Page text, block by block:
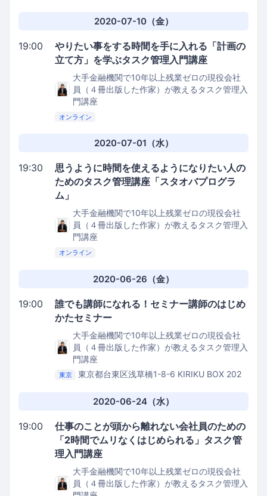
2020-07-10（金）
19:00
やりたい事をする時間を手に入れる「計画の
立て方」を学ぶタスク管理入門講座
大手金融機関で10年以上残業ゼロの現役会社
員（４冊出版した作家）が教えるタスク管理入
門講座
オンライン
2020-07-01（水）
19:30
思うように時間を使えるようになりたい人の
ためのタスク管理講座「スタオバプログラ
ム」
大手金融機関で10年以上残業ゼロの現役会社
員（４冊出版した作家）が教えるタスク管理入
門講座
オンライン
2020-06-26（金）
19:00
誰でも講師になれる！セミナー講師のはじめ
かたセミナー
大手金融機関で10年以上残業ゼロの現役会社
員（４冊出版した作家）が教えるタスク管理入
門講座
東京
東京都台東区浅草橋1-8-6 KIRIKU BOX 202
2020-06-24（水）
19:00
仕事のことが頭から離れない会社員のための
「2時間でムリなくはじめられる」タスク管
理入門講座
大手金融機関で10年以上残業ゼロの現役会社
員（４冊出版した作家）が教えるタスク管理入